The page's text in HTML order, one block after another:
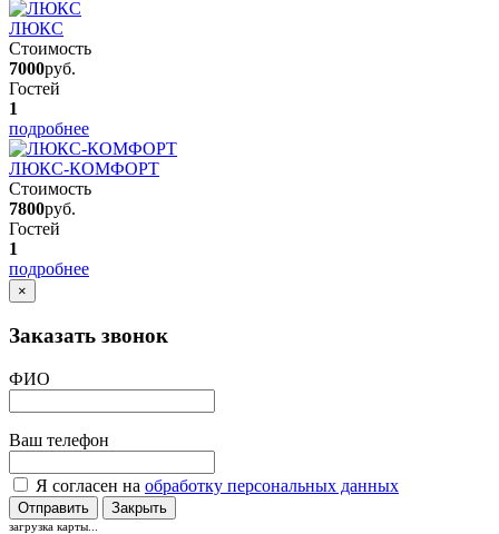
ЛЮКС
Стоимость
7000руб.
Гостей
1
подробнее
ЛЮКС-КОМФОРТ
Стоимость
7800руб.
Гостей
1
подробнее
×
Заказать звонок
ФИО
Ваш телефон
Я согласен на обработку персональных данных
Отправить Закрыть
загрузка карты...